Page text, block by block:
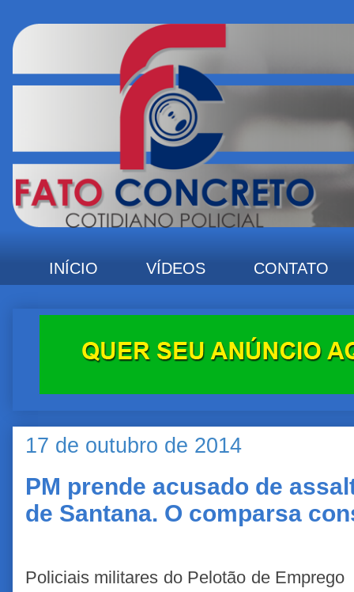
INÍCIO VÍDEOS CONTATO
17 de outubro de 2014
PM prende acusado de
de Santana. O comparsa
Policiais militares do Pelotão de Emprego